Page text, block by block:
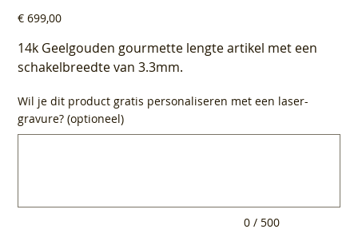
Prijs
€ 699,00
14k Geelgouden gourmette lengte artikel met een
schakelbreedte van 3.3mm.
Wil je dit product gratis personaliseren met een laser-
gravure? (optioneel)
0 / 500